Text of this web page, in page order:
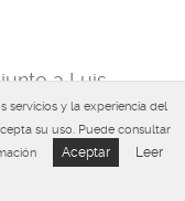
a Luis
de los
y los retos
gestión de
servicios y la experiencia del
su uso. Puede consultar
Aceptar
Leer